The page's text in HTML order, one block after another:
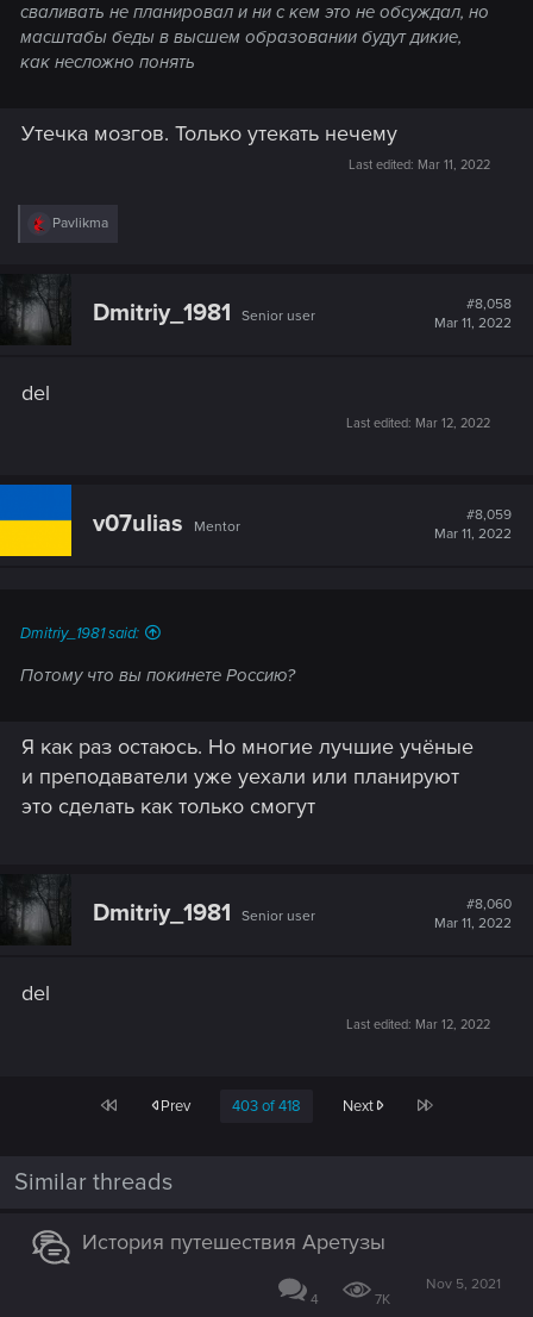
сваливать не планировал и ни с кем это не обсуждал, но
масштабы беды в высшем образовании будут дикие,
как несложно понять
Утечка мозгов. Только утекать нечему
Last edited: Mar 11, 2022
R
c
t
i
o
Pavlikma
Dmitriy_1981 Senior user
#8,058
Mar 11, 2022
del
Last edited: Mar 12, 2022
v07ulias Mentor
#8,059
Mar 11, 2022
Dmitriy_1981 said:
Потому что вы покинете Россию?
Я как раз остаюсь. Но многие лучшие учёные
и преподаватели уже уехали или планируют
это сделать как только смогут
Dmitriy_1981 Senior user
#8,060
Mar 11, 2022
del
Last edited: Mar 12, 2022
First Prev 403 of 418 Next Last
Similar threads
История путешествия Аретузы
4 7K
Nov 5, 2021